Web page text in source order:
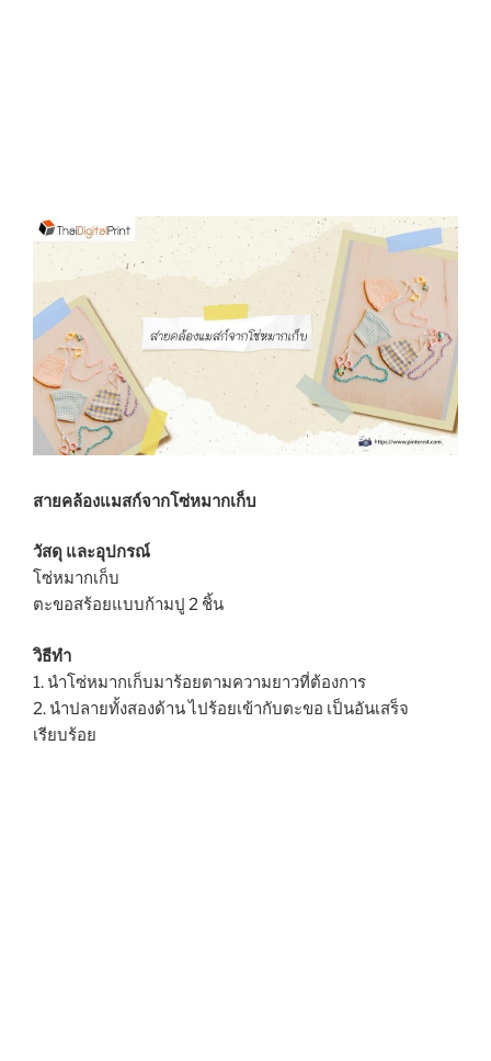
สายคล้องแมสก์จากโซ่หมากเก็บ
วัสดุ และอุปกรณ์
โซ่หมากเก็บ
ตะขอสร้อยแบบก้ามปู 2 ชิ้น
วิธีทำ
1. นำโซ่หมากเก็บมาร้อยตามความยาวที่ต้องการ
2. นำปลายทั้งสองด้าน ไปร้อยเข้ากับตะขอ เป็นอันเสร็จ
เรียบร้อย